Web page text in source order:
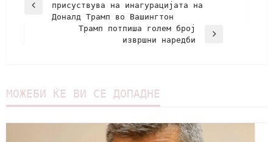
присуствува на инагурацијата на
Доналд Трамп во Вашингтон
Трамп потпиша голем број
извршни наредби
МОЖЕБИ ЌЕ ВИ СЕ ДОПАДНЕ